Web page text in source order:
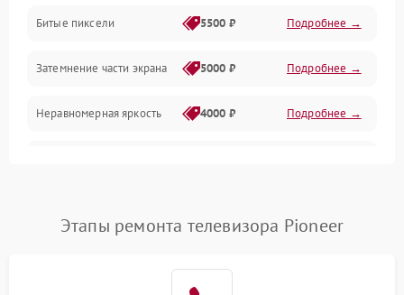
Механические повреждения
Программное обеспечение
Сеть и подключения
Битые пиксели 5500 ₽ Подробнее →
Затемнение части экрана 5000 ₽ Подробнее →
Неравномерная яркость 4000 ₽ Подробнее →
Этапы ремонта телевизора Pioneer